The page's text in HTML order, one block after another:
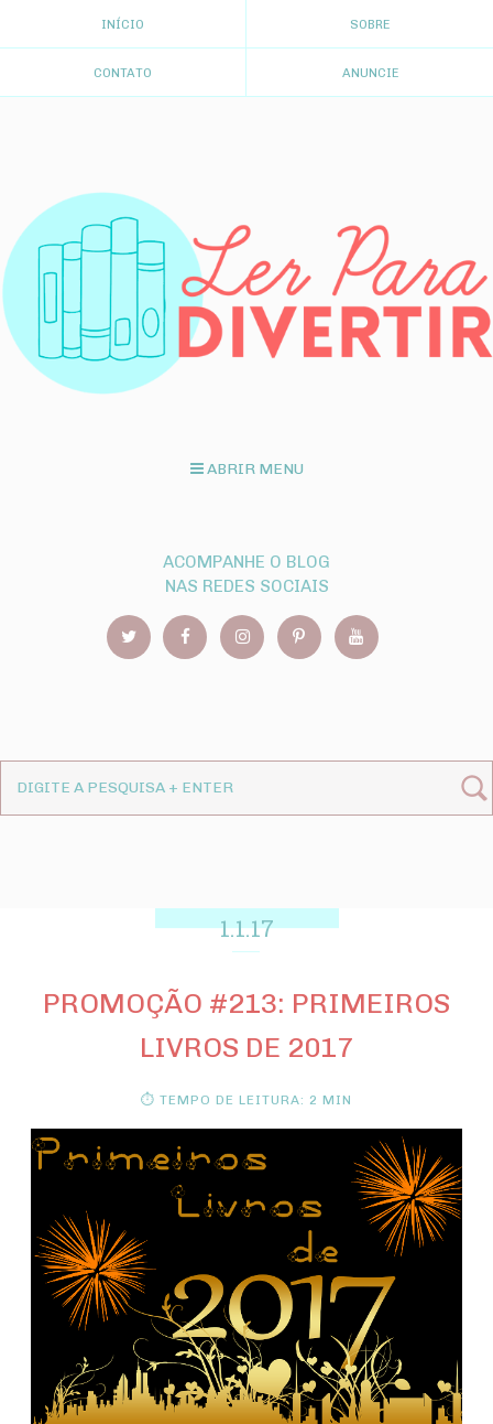
INÍCIO SOBRE
CONTATO ANUNCIE
ABRIR MENU
ACOMPANHE O BLOG
NAS REDES SOCIAIS
1.1.17
PROMOÇÃO #213: PRIMEIROS
LIVROS DE 2017
⏱ TEMPO DE LEITURA: 2 MIN